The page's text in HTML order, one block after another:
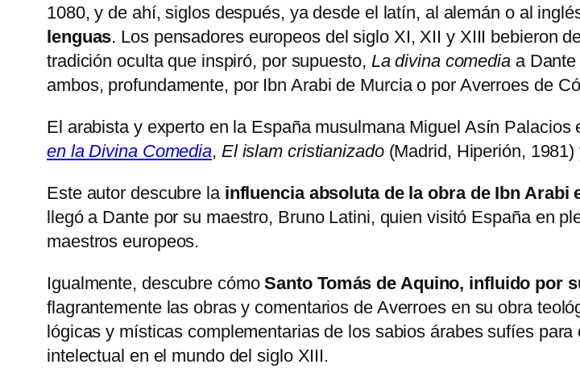
1080, y de ahí, siglos después, ya desde el latín, al alemán o al
lenguas. Los pensadores europeos del siglo XI, XII y XIII bebieron
tradición oculta que inspiró, por supuesto, La divina comediaa Dante
ambos, profundamente, por Ibn Arabi de Murcia o por Averroes de
El arabista y experto en la España musulmana Miguel Asín
en la Divina Comedia, El islam cristianizado(Madrid, Hiperión, 1981)
Este autor descubre la influencia absoluta de la obra de Ibn Arabi
llegó a Dante por su maestro, Bruno Latini, quien visitó España en
maestros europeos.
Igualmente, descubre cómoSanto Tomás de Aquino, influido por
flagrantemente las obras y comentarios de Averroes en su obra
lógicas y místicas complementarias de los sabios árabes sufíes
intelectual en el mundo del siglo XIII.